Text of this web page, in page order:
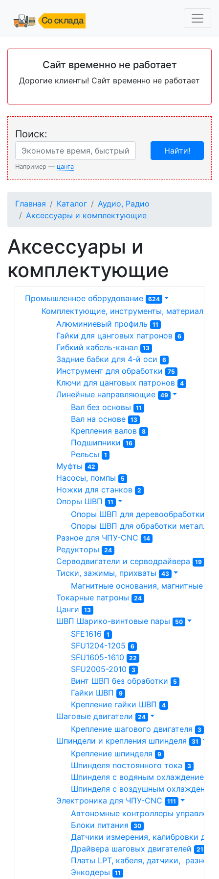
Сайт временно не работает
Дорогие клиенты! Сайт временно не работает
Поиск:
Например — цанга
Найти!
Главная Каталог
Аудио, Радио
Аксессуары и комплектующие
Аксессуары и
комплектующие
Промышленное оборудование 624
Комплектующие, инструменты, материалы
Алюминиевый профиль
11
Гайки для цанговых патронов 6
Гибкий кабель-канал 13
Задние бабки для 4-й оси 6
Инструмент для обработки 75
Ключи для цанговых патронов 4
Линейные направляющие 49
Вал без основы 11
Вал на основе 13
Крепления валов 8
Подшипники 16
Рельсы 1
Муфты 42
Насосы, помпы 5
Ножки для станков 2
Опоры ШВП 11
Опоры ШВП для деревообработки
Опоры ШВП для обработки
Разное для ЧПУ-CNC
14
Редукторы 24
Серводвигатели и серводрайвера 19
Тиски, зажимы, прихваты 43
Магнитные основания, магнитные
Токарные патроны
24
Цанги 13
ШВП Шарико-винтовые пары 50
SFE1616 1
SFU1204-1205 6
SFU1605-1610 22
SFU2005-2010 3
Винт ШВП без обработки 5
Гайки ШВП 9
Крепление гайки ШВП 4
Шаговые двигатели 24
Крепление шагового двигателя 3
Шпиндели и крепления шпинделя 31
Крепление шпинделя 9
Шпинделя постоянного тока 3
Шпинделя с водяным охлаждением
Шпинделя с воздушным
Электроника для ЧПУ-CNC
111
Автономные контроллеры
Блоки питания
30
Датчики измерения, калибровки
Драйвера шаговых двигателей
21
Платы LPT, кабеля, датчики,  разное
Энкодеры 11